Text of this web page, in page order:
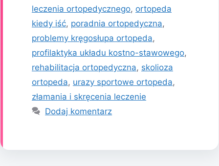
leczenia ortopedycznego, ortopeda
kiedy iść, poradnia ortopedyczna,
problemy kręgosłupa ortopeda,
profilaktyka układu kostno-stawowego,
rehabilitacja ortopedyczna, skolioza
ortopeda, urazy sportowe ortopeda,
złamania i skręcenia leczenie
Dodaj komentarz